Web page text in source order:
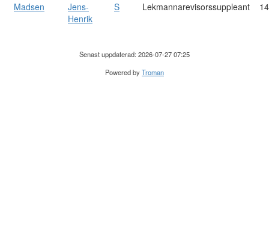
Madsen
Jens-
Henrik
S Lekmannarevisorssuppleant 14
Senast uppdaterad: 2026-07-27 07:25
Powered byTroman